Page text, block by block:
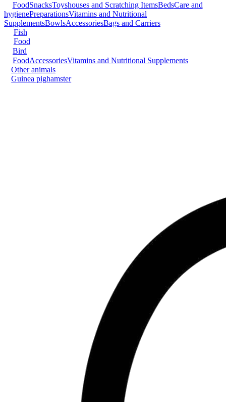
FoodSnacksToyshouses and Scratching ItemsBedsCare and
hygienePreparationsVitamins and Nutritional
SupplementsBowlsAccessoriesBags and Carriers
Fish
Food
Bird
FoodAccessoriesVitamins and Nutritional Supplements
Other animals
Guinea pighamster